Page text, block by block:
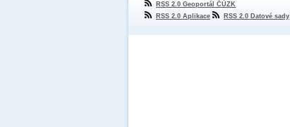
RSS 2.0 Geoportál ČÚZK
RSS 2.0 Aplikace
RSS 2.0 Datové sady